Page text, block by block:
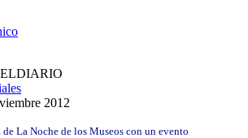
2012
La Noche de los Museos con un evento